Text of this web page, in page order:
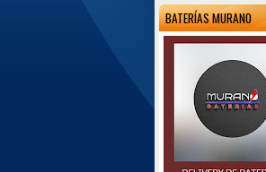
BATERÍAS MURANO